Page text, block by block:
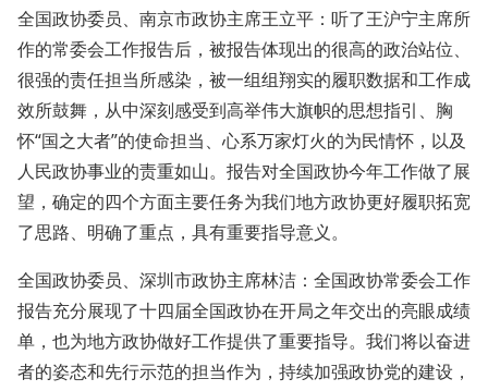
全国政协委员、南京市政协主席王立平：听了王沪宁主席所
作的常委会工作报告后，被报告体现出的很高的政治站位、
很强的责任担当所感染，被一组组翔实的履职数据和工作成
效所鼓舞，从中深刻感受到高举伟大旗帜的思想指引、胸
怀“国之大者”的使命担当、心系万家灯火的为民情怀，以及
人民政协事业的责重如山。报告对全国政协今年工作做了展
望，确定的四个方面主要任务为我们地方政协更好履职拓宽
了思路、明确了重点，具有重要指导意义。
全国政协委员、深圳市政协主席林洁：全国政协常委会工作
报告充分展现了十四届全国政协在开局之年交出的亮眼成绩
单，也为地方政协做好工作提供了重要指导。我们将以奋进
者的姿态和先行示范的担当作为，持续加强政协党的建设，